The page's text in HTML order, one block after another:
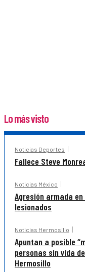
Lo más visto
Noticias Deportes
Fallece Steve
Noticias México
Agresión armada
lesionados
Noticias Hermosillo
Apuntan a posible
personas sin vida
Hermosillo